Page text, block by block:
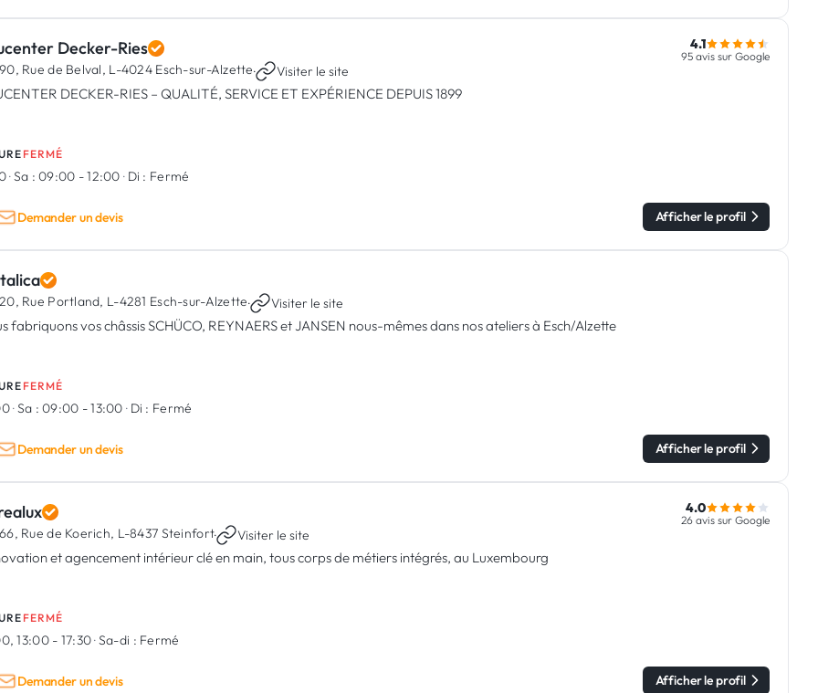
Decker-Ries
90, Rue de Belval, L-4024 Esch-sur-Alzette· Visiter le site
DECKER-RIES – QUALITÉ, SERVICE ET EXPÉRIENCE DEPUIS 1899
4.1
95 avis sur Google
FERMÉ
·Sa : 09:00 - 12:00· Di : Fermé
Demander un devis Afficher le profil
20, Rue Portland, L-4281 Esch-sur-Alzette· Visiter le site
fabriquons vos châssis SCHÜCO, REYNAERS et JANSEN nous-mêmes dans nos ateliers à Esch/Alzette
FERMÉ
·Sa : 09:00 - 13:00· Di : Fermé
Demander un devis Afficher le profil
66, Rue de Koerich, L-8437 Steinfort· Visiter le site
et agencement intérieur clé en main, tous corps de métiers intégrés, au Luxembourg
4.0
26 avis sur Google
FERMÉ
13:00 - 17:30·Sa-di : Fermé
Demander un devis Afficher le profil